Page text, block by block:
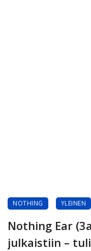
NOTHING YLEINEN
Nothing Ear
julkaistiin –